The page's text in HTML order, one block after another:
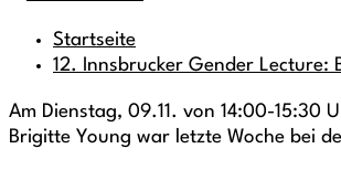
Startseite
12. Innsbrucker Gender Lecture:
Am Dienstag, 09.11. von 14:00-15:30
Brigitte Young war letzte Woche bei